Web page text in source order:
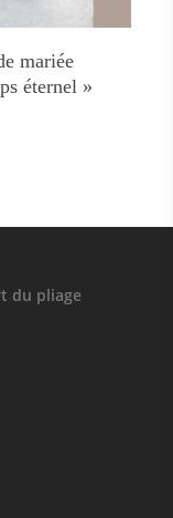
Au Panier
mariée
éternel »
du pliage